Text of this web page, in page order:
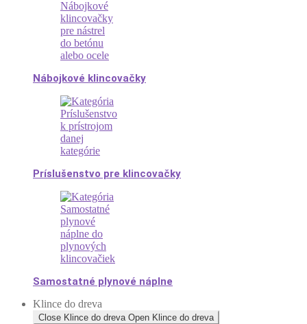
Nábojkové klincovačky
Príslušenstvo pre klincovačky
Samostatné plynové náplne
Klince do dreva
Close Klince do dreva Open Klince do dreva